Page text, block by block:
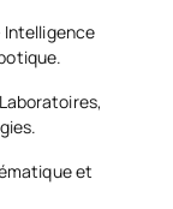
ECTS
OB 12
12
Intelligence
et